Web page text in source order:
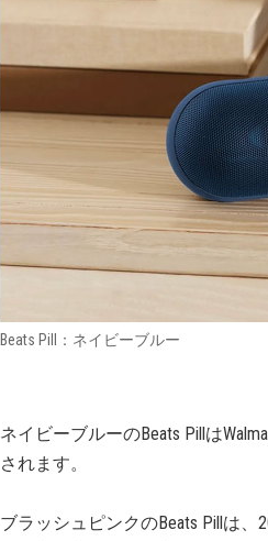
Beats Pill：ネイビーブルー
ネイビーブルーのBeats Pillは
されます。
ブラッシュピンクのBeats Pillは、